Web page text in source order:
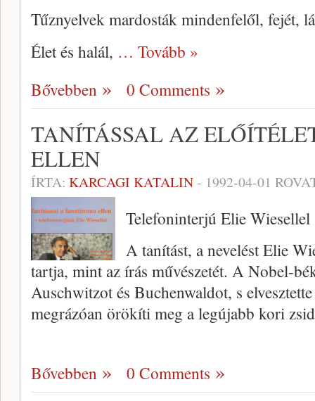
Tűznyelvek mardosták mindenfelől, fejét,
Élet és halál, … Tovább »
Bővebben
0 Comments
TANÍTÁSSAL AZ
ELLEN
ÍRTA: KARCAGI KATALIN- 1992-04-01
Telefoninterjú Elie Wiesellel
A tanítást, a nevelést Elie
tartja, mint az írás művészetét. A Nobel-
Auschwitzot és Buchenwaldot, s
megrázóan örökíti meg a legújabb kori
Bővebben 0 Comments